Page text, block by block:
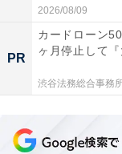
2026/08/09
PR
カードローン
ヶ月停止して
渋谷法務総合事務